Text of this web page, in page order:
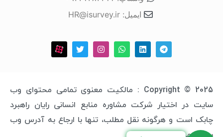
ایمیل: HR@isurvey.ir
Copyright © 2025 : مالکیت معنوی تمامی محتوای وب
سایت در اختیار شرکت مشاوره منابع انسانی رایان راهبرد
چابک است و هرگونه نقل مطلب، تنها با ارجاع به آدرس وب